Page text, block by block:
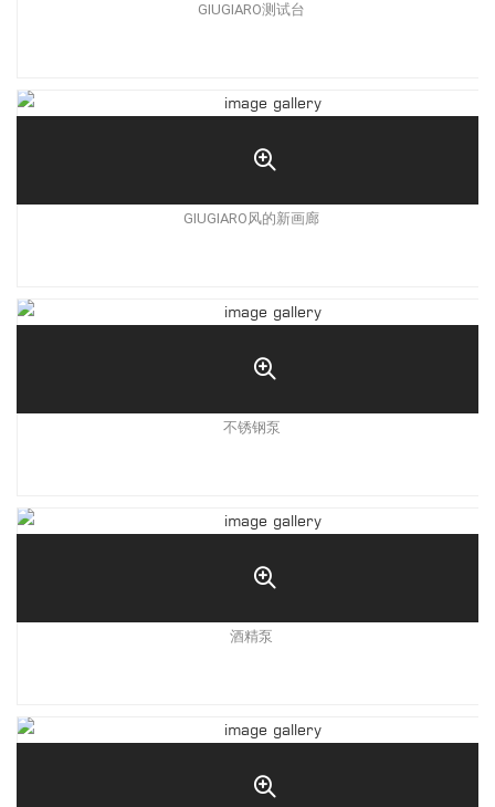
GIUGIARO测试台
GIUGIARO风的新画廊
不锈钢泵
酒精泵